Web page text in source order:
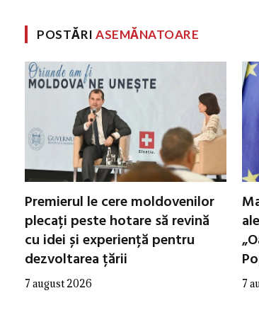
POSTĂRIASEMĂNATOARE
Premierul le cere moldovenilor
plecați peste hotare să revină
cu idei și experiență pentru
dezvoltarea țării
7 august 2026 7